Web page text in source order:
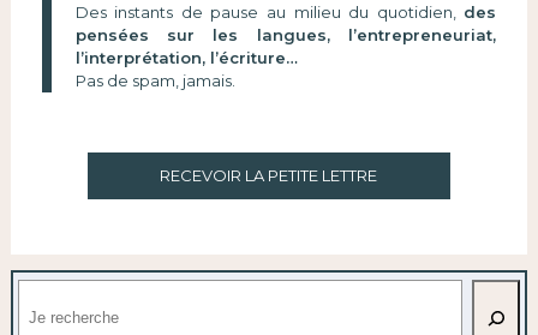
Des instants de pause au milieu du quotidien, des
pensées sur les langues, l’entrepreneuriat,
l’interprétation, l’écriture…
Pas de spam, jamais.
RECEVOIR LA PETITE LETTRE